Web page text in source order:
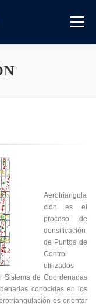
Menú
Aerotriangula
ción es el
proceso de
densificación
de Puntos de
Control
utilizados
Sistema de Coordenadas
conocidas en los
es orientar